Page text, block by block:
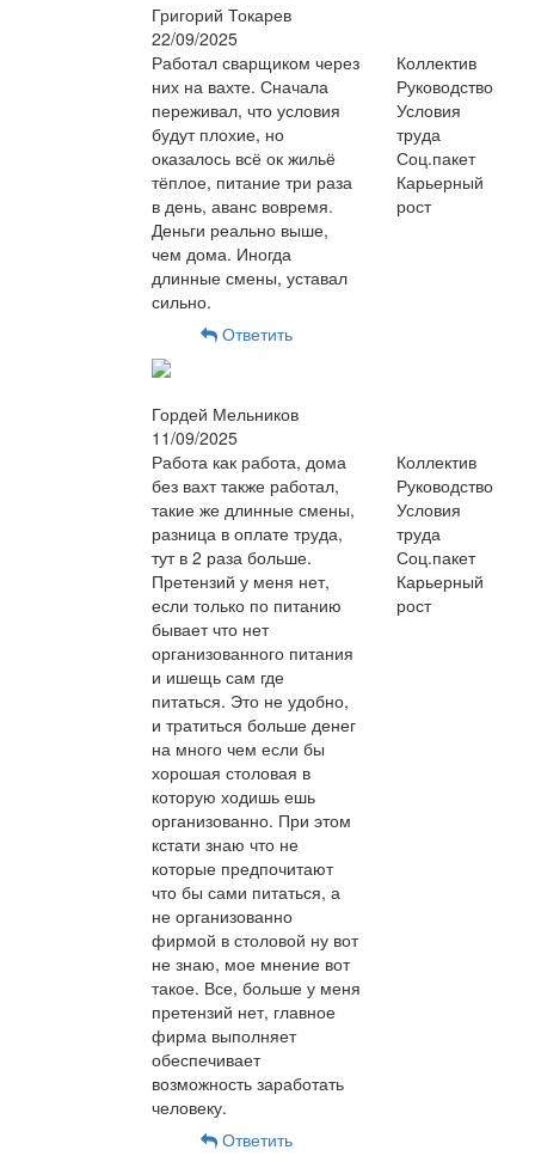
Григорий Токарев
22/09/2025
Работал сварщиком через
них на вахте. Сначала
переживал, что условия
будут плохие, но
оказалось всё ок жильё
тёплое, питание три раза
в день, аванс вовремя.
Деньги реально выше,
чем дома. Иногда
длинные смены, уставал
сильно.
Коллектив
Руководство
Условия
труда
Соц.пакет
Карьерный
рост
Ответить
Гордей Мельников
11/09/2025
Работа как работа, дома
без вахт также работал,
такие же длинные смены,
разница в оплате труда,
тут в 2 раза больше.
Претензий у меня нет,
если только по питанию
бывает что нет
организованного питания
и ишещь сам где
питаться. Это не удобно,
и тратиться больше денег
на много чем если бы
хорошая столовая в
которую ходишь ешь
организованно. При этом
кстати знаю что не
которые предпочитают
что бы сами питаться, а
не организованно
фирмой в столовой ну вот
не знаю, мое мнение вот
такое. Все, больше у меня
претензий нет, главное
фирма выполняет
обеспечивает
возможность заработать
человеку.
Коллектив
Руководство
Условия
труда
Соц.пакет
Карьерный
рост
Ответить